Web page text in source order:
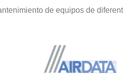
de equipos de